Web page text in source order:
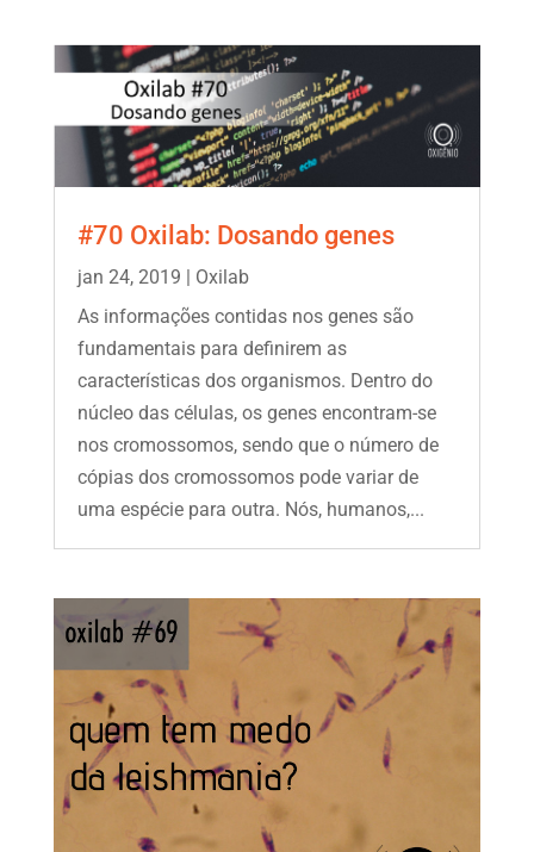
#70 Oxilab: Dosando genes
jan 24, 2019 | Oxilab
As informações contidas nos genes são
fundamentais para definirem as
características dos organismos. Dentro do
núcleo das células, os genes encontram-se
nos cromossomos, sendo que o número de
cópias dos cromossomos pode variar de
uma espécie para outra. Nós, humanos,...